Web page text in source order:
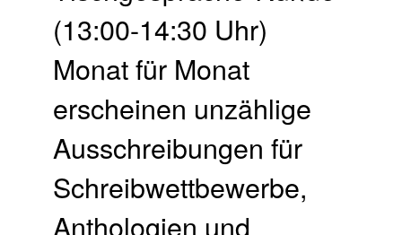
(13:00-14:30 Uhr)
Monat für Monat
erscheinen unzählige
Ausschreibungen für
Schreibwettbewerbe,
Anthologien und